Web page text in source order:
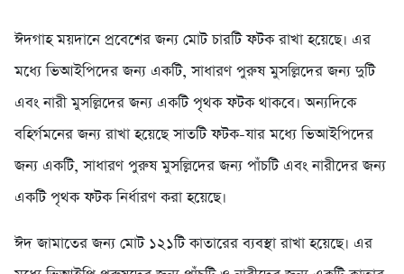
ঈদগাহ ময়দানে প্রবেশের জন্য মোট চারটি ফটক রাখা হয়েছে। এর
মধ্যে ভিআইপিদের জন্য একটি, সাধারণ পুরুষ মুসল্লিদের জন্য দুটি
এবং নারী মুসল্লিদের জন্য একটি পৃথক ফটক থাকবে। অন্যদিকে
বহির্গমনের জন্য রাখা হয়েছে সাতটি ফটক-যার মধ্যে ভিআইপিদের
জন্য একটি, সাধারণ পুরুষ মুসল্লিদের জন্য পাঁচটি এবং নারীদের জন্য
একটি পৃথক ফটক নির্ধারণ করা হয়েছে।
ঈদ জামাতের জন্য মোট ১২১টি কাতারের ব্যবস্থা রাখা হয়েছে। এর